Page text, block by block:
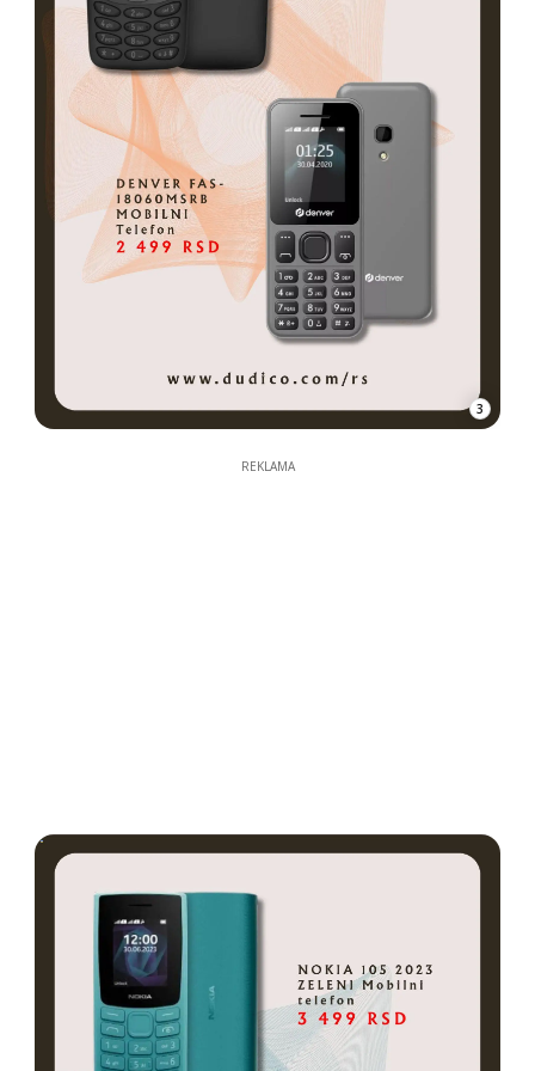
3
REKLAMA